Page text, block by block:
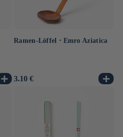
Ramen-Löffel ⋅ Emro Aziatica
Normaler
3.10 €